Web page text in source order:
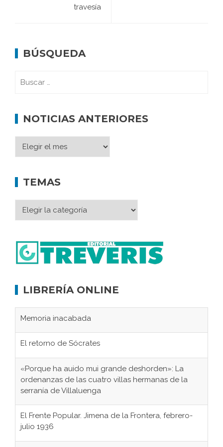
travesía
BÚSQUEDA
NOTICIAS ANTERIORES
TEMAS
LIBRERÍA ONLINE
Memoria inacabada
El retorno de Sócrates
«Porque ha auido mui grande deshorden»: La
ordenanzas de las cuatro villas hermanas de la
serranía de Villaluenga
El Frente Popular. Jimena de la Frontera, febrero-
julio 1936